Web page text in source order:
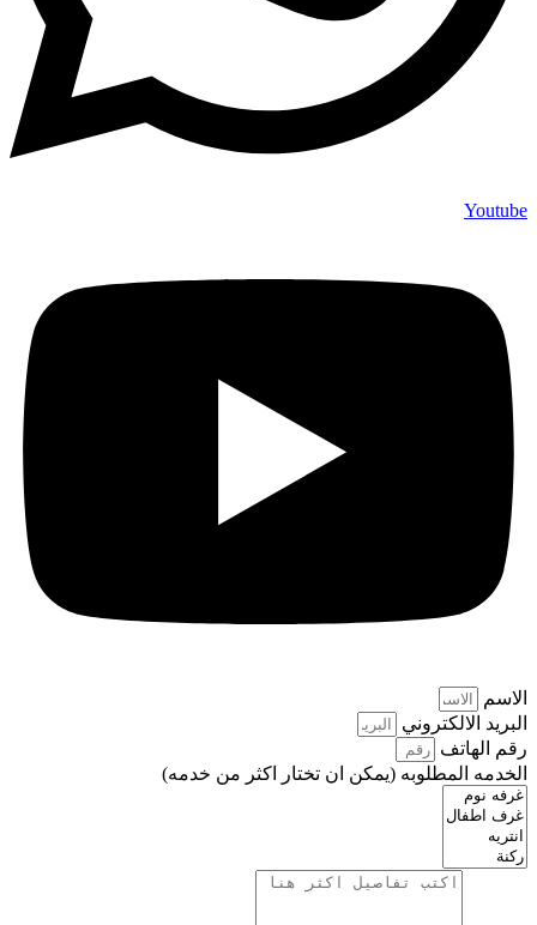
Youtube
الاسم
البريد الالكتروني
رقم الهاتف
الخدمه المطلوبه (يمكن ان تختار اكثر من خدمه)